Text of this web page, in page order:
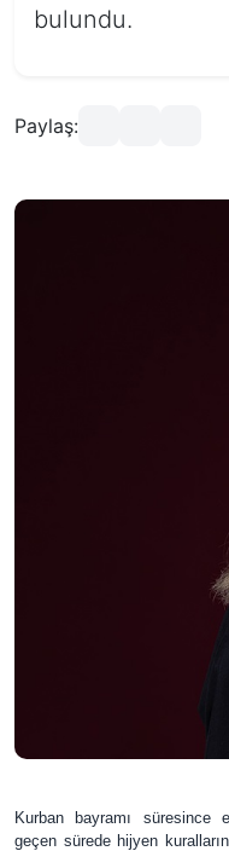
bulundu.
Paylaş:
Kurban bayramı süresince
geçen sürede hijyen